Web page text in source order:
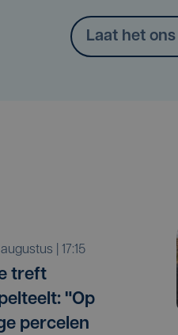
Laat het
augustus | 17:15
treft
"Op
percelen